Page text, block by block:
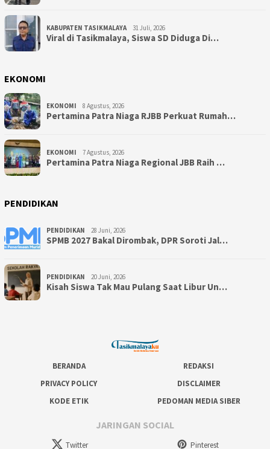
KABUPATEN TASIKMALAYA 31 Juli, 2026
Viral di Tasikmalaya, Siswa SD Diduga Di…
EKONOMI
EKONOMI 8 Agustus, 2026
Pertamina Patra Niaga RJBB Perkuat Rumah…
EKONOMI 7 Agustus, 2026
Pertamina Patra Niaga Regional JBB Raih …
PENDIDIKAN
PENDIDIKAN 28 Juni, 2026
SPMB 2027 Bakal Dirombak, DPR Soroti Jal…
PENDIDIKAN 20 Juni, 2026
Kisah Siswa Tak Mau Pulang Saat Libur Un…
BERANDA
REDAKSI
PRIVACY POLICY
DISCLAIMER
KODE ETIK
PEDOMAN MEDIA SIBER
JARINGAN SOCIAL
Twitter Pinterest